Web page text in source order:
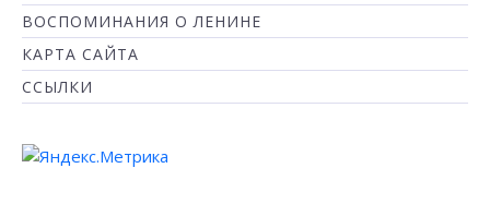
ВОСПОМИНАНИЯ О ЛЕНИНЕ
КАРТА САЙТА
ССЫЛКИ